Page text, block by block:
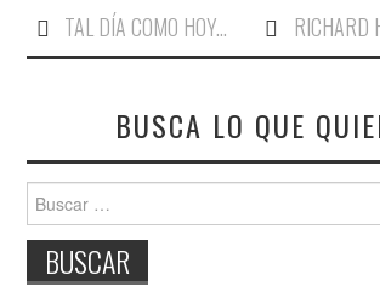
TAL DÍA COMO HOY... RICHARD
BUSCA LO QUE
Buscar: